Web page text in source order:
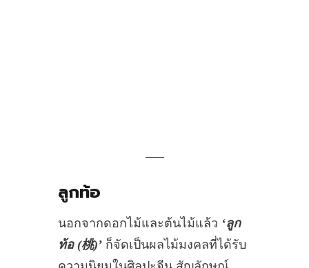
ลูกท้อ
นอกจากดอกไม้และต้นไม้แล้ว ‘ลูก
ท้อ (桃)’ ก็จัดเป็นผลไม้มงคลที่ได้รับ